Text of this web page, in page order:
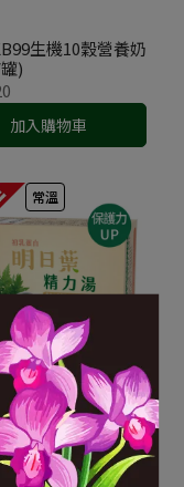
生機10穀營養奶
)
加入購物車
常溫
單品9折
乳蛋白明日葉精力
包/盒)
NT$1,750